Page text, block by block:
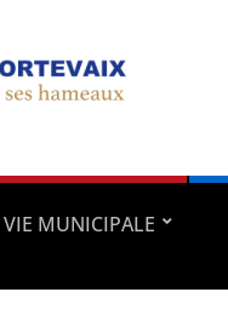
VIE MUNICIPALE